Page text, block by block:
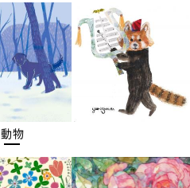
動物